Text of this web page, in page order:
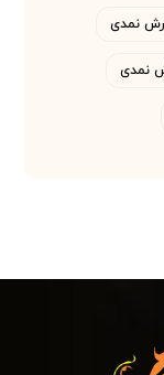
نمدی
نمدی